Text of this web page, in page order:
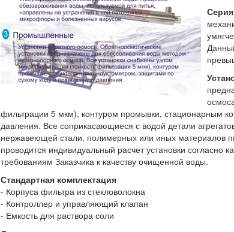
фильтрации 5 мкм), контуром промывки, стационарным
давления. Все соприкасающиеся с водой детали
нержавеющей стали, полимерных или иных материалов
проводится индивидуальный расчет установки согласно
требованиям Заказчика к качеству очищенной воды.
Стандартная комплектация
- Корпуса фильтра из стекловолокна
- Контроллер и управляющий клапан
- Емкость для раствора соли